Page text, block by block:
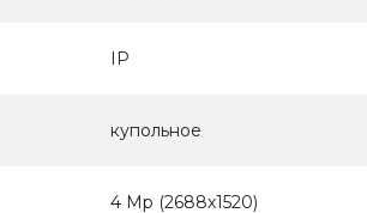
IP
купольное
4 Мр (2688х1520)